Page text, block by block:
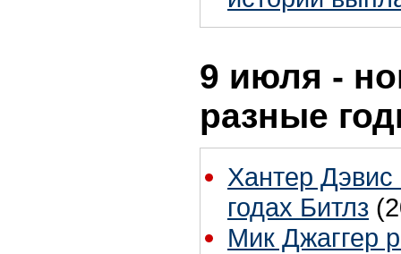
9 июля -
разные
Хантер Дэвис
годах Битлз
Мик Джаггер